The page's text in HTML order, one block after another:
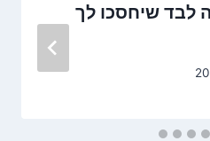
לבד שיחסכו לך